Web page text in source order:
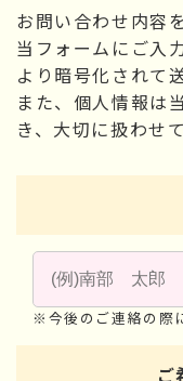
お問い合わせ内容
当フォームにご入
より暗号化されて
また、個人情報は
き、大切に扱わせ
※今後のご連絡の際
ご